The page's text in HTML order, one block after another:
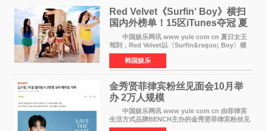
Red Velvet《Surfin‘ Boy》横扫
国内外榜单！15区iTunes夺冠 夏
日女王强势回归
中国娱乐网讯 www yule com cn 夏日女王
驾到，Red Velvet以〈Surfin&rsquo; Boy〉横
扫国内外榜单，获得音乐粉丝的热烈反响。
Red Velvet于3日发行了夏日迷你专辑《Velvet
Summer》，
韩国娱乐
金秀贤菲律宾粉丝见面会10月举
办 2万人规模
中国娱乐网讯 www yule com cn 由菲律宾
生活方式品牌BENCH主办的金秀贤菲律宾粉丝见
面会，将于10月2日在马尼拉SM Mall of